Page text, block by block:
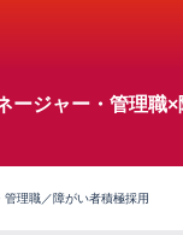
ージャー・管理職×
理職／障がい者積極採用